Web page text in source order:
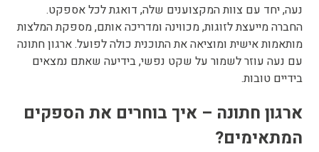
יחד עם צוות המקצוענים שלה, דואגת לכל אספקט.
מייעצת לזוגות, מכווינה ומדריכה אותם, מספקת המלצות
אישית ומוציאה את התוכנית כולה לפועל. ארגון חתונה
נעה עוזר לשמור על שקט נפשי, בידיעה שאתם נמצאים
טובות.
חתונה – איך בוחרים את הספקים